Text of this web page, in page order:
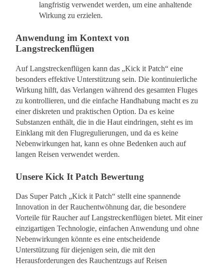
langfristig verwendet werden, um eine anhaltende
Wirkung zu erzielen.
Anwendung im Kontext von
Langstreckenflügen
Auf Langstreckenflügen kann das „Kick it Patch“ eine
besonders effektive Unterstützung sein. Die kontinuierliche
Wirkung hilft, das Verlangen während des gesamten Fluges
zu kontrollieren, und die einfache Handhabung macht es zu
einer diskreten und praktischen Option. Da es keine
Substanzen enthält, die in die Haut eindringen, steht es im
Einklang mit den Flugregulierungen, und da es keine
Nebenwirkungen hat, kann es ohne Bedenken auch auf
langen Reisen verwendet werden.
Unsere Kick It Patch Bewertung
Das Super Patch „Kick it Patch“ stellt eine spannende
Innovation in der Rauchentwöhnung dar, die besondere
Vorteile für Raucher auf Langstreckenflügen bietet. Mit einer
einzigartigen Technologie, einfachen Anwendung und ohne
Nebenwirkungen könnte es eine entscheidende
Unterstützung für diejenigen sein, die mit den
Herausforderungen des Rauchentzugs auf Reisen